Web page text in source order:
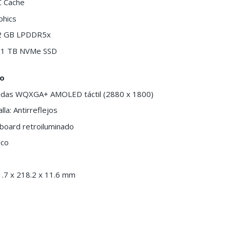
Cache
GB LPDDR5x
TB NVMe SSD
WQXGA+ AMOLED táctil (2880 x 1800)
Antirreflejos
retroiluminado
x 218.2 x 11.6 mm